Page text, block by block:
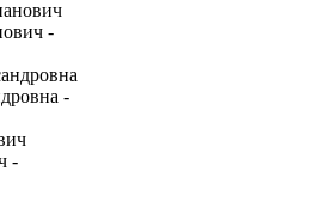
-
-
-